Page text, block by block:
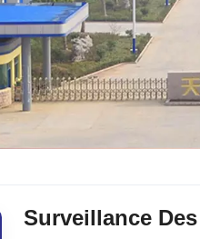
Surveillance